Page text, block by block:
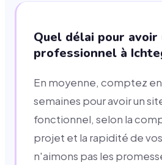
Quel délai pour avoir
professionnel à
En moyenne, comptez
semaines pour avoir un
fonctionnel, selon la
projet et la rapidité de
n'aimons pas les